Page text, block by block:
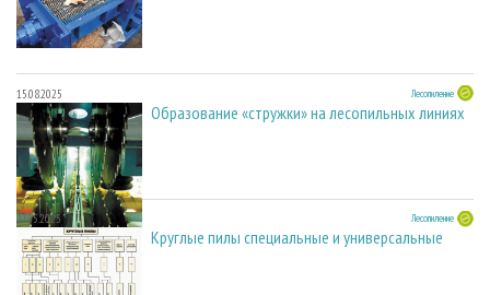
15.08.2025 Лесопиление
Образование «стружки» на лесопильных линиях
27.05.2025 Лесопиление
Круглые пилы специальные и универсальные